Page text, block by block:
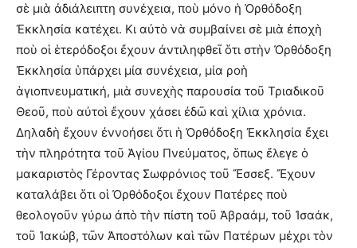
σὲ μιὰ ἀδιάλειπτη συνέχεια, ποὺ μόνο ἡ Ὀρθόδοξη
Ἐκκλησία κατέχει. Κι αὐτὸ νὰ συμβαίνει σὲ μιὰ ἐποχὴ
ποὺ οἱ ἑτερόδοξοι ἔχουν ἀντιληφθεῖ ὅτι στὴν Ὀρθόδοξη
Ἐκκλησία ὑπάρχει μία συνέχεια, μία ροὴ
ἁγιοπνευματική, μιὰ συνεχὴς παρουσία τοῦ Τριαδικοῦ
Θεοῦ, ποὺ αὐτοὶ ἔχουν χάσει ἐδῶ καὶ χίλια χρόνια.
Δηλαδὴ ἔχουν ἐννοήσει ὅτι ἡ Ὀρθόδοξη Ἐκκλησία ἔχει
τὴν πληρότητα τοῦ Ἁγίου Πνεύματος, ὅπως ἔλεγε ὁ
μακαριστὸς Γέροντας Σωφρόνιος τοῦ Ἔσσεξ. Ἔχουν
καταλάβει ὅτι οἱ Ὀρθόδοξοι ἔχουν Πατέρες ποὺ
θεολογοῦν γύρω ἀπὸ τὴν πίστη τοῦ Ἀβραάμ, τοῦ Ἰσαάκ,
τοῦ Ἰακώβ, τῶν Ἀποστόλων καὶ τῶν Πατέρων μέχρι τὸν